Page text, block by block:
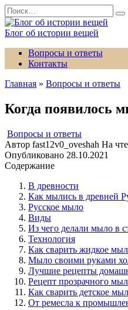
Перейти
к
содержанию
Search
for:
Блог об истории вещей
Вопросы и ответы
Контакты
Главная » Вопросы и ответы
Когда появилось
Вопросы и ответы
Автор fast12v0_oveshah На
Опубликовано 28.10.2021
Содержание
В древности
Как мылись в древней
Русское мыло
Виды
Из чего делали мыло в
Технология
Как сварить жидкое
Мыло своими руками
Лучшие рецепты
Рецепт прозрачного
Как сварить детское
От ремесла к